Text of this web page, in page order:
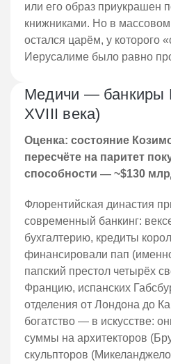
или его образ приукрашен
книжниками. Но в массовом
остался царём, у которого
Иерусалиме было равно
Медичи — банкиры
XVIII века)
Оценка: состояние
пересчёте на паритет
способности — ~$130
Флорентийская династия
современный банкинг:
бухгалтерию, кредиты
финансировали пап
папский престол четырёх
Францию, испанских
отделения от Лондона до
богатство — в искусстве:
суммы на архитекторов
скульпторов